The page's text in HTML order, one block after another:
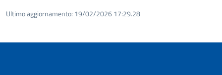
Ultimo aggiornamento: 19/02/2026 17:29.28